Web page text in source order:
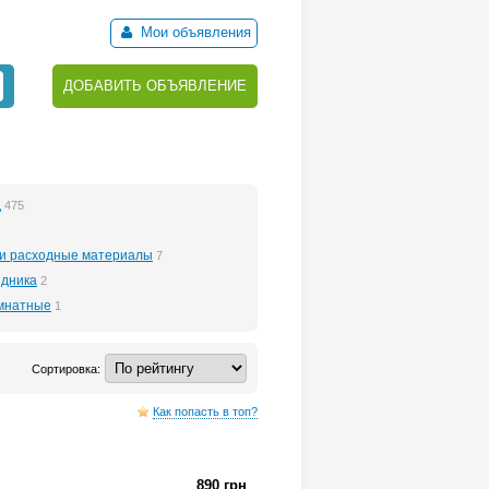
Мои объявления
ДОБАВИТЬ ОБЪЯВЛЕНИЕ
475
расходные материалы 7
2
1
Сортировка:
Как попасть в топ?
890 грн